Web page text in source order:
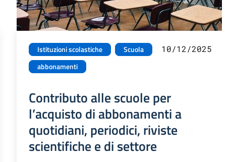
Istituzioni scolastiche
Scuola
abbonamenti
10/12/2025
Contributo alle scuole per
l’acquisto di abbonamenti a
quotidiani, periodici, riviste
scientifiche e di settore